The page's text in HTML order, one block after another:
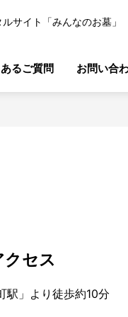
サイト「みんなのお墓」
るご質問 お問い合
クセス
駅」より徒歩約10分